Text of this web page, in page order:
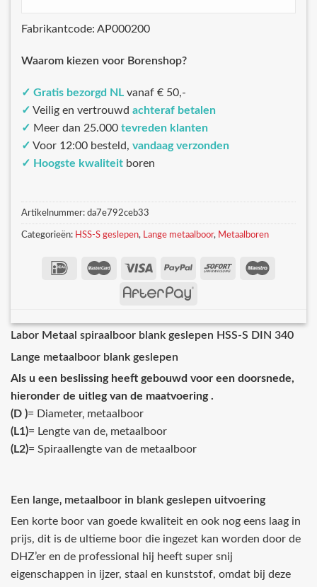
Fabrikantcode: AP000200
Waarom kiezen voor Borenshop?
✓ Gratis bezorgd NL vanaf € 50,-
✓ Veilig en vertrouwd achteraf betalen
✓ Meer dan 25.000 tevreden klanten
✓ Voor 12:00 besteld, vandaag verzonden
✓ Hoogste kwaliteit boren
Artikelnummer: da7e792ceb33
Categorieën: HSS-S geslepen, Lange metaalboor, Metaalboren
Labor Metaal spiraalboor blank geslepen HSS-S DIN 340
Lange metaalboor blank geslepen
Als u een beslissing heeft gebouwd voor een doorsnede,
hieronder de uitleg van de maatvoering .
(D )= Diameter‚ metaalboor
(L1)= Lengte van de‚ metaalboor
(L2)= Spiraallengte van de metaalboor
Een lange‚ metaalboor in blank geslepen uitvoering
Een korte boor van goede kwaliteit en ook nog eens laag in
prijs, dit is de ultieme boor die ingezet kan worden door de
DHZ’er en de professional hij heeft super snij
eigenschappen in ijzer, staal en kunststof, omdat bij deze